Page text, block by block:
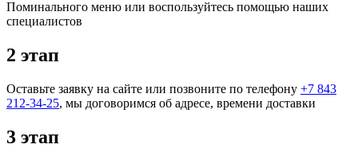
Поминального меню или воспользуйтесь помощью наших
специалистов
2 этап
Оставьте заявку на сайте или позвоните по телефону +7 843
212-34-25, мы договоримся об адресе, времени доставки
3 этап